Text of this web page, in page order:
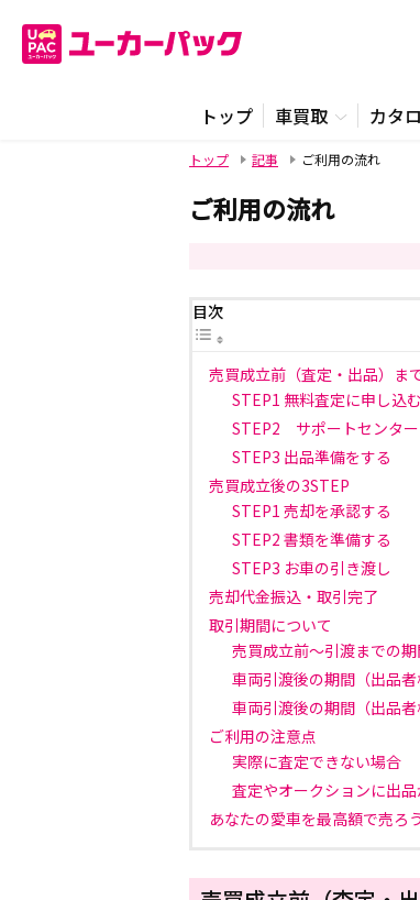
トップ 車買取 カタ
トップ 記事 ご利用の流れ
ご利用の流れ
目次
売買成立前（査定・出品）ま
STEP1 無料査定に申し込む
STEP2 サポートセンター
STEP3 出品準備をする
売買成立後の3STEP
STEP1 売却を承認する
STEP2 書類を準備する
STEP3 お車の引き渡し
売却代金振込・取引完了
取引期間について
売買成立前～引渡までの
車両引渡後の期間（出品者
車両引渡後の期間（出品者
ご利用の注意点
実際に査定できない場合
査定やオークションに出
あなたの愛車を最高額で売ろ